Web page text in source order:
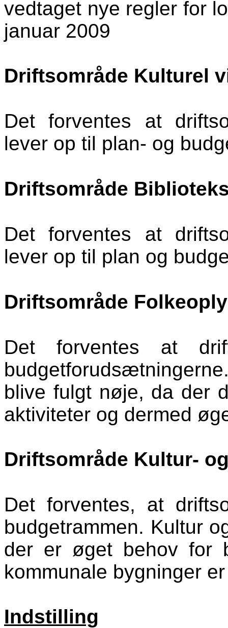
vedtaget nye regler for
januar 2009
Driftsområde Kulturel
Det forventes at
lever op til plan- og
Driftsområde
Det forventes at
lever op til plan og
Driftsområde
Det forventes at
blive fulgt nøje, da der
aktiviteter og dermed
Driftsområde Kultur-
Det forventes, at
budgetrammen. Kultur
der er øget behov for
kommunale bygninger
Indstilling